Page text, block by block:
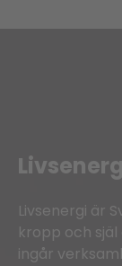
Livsenergi är
kropp och själ
ingår